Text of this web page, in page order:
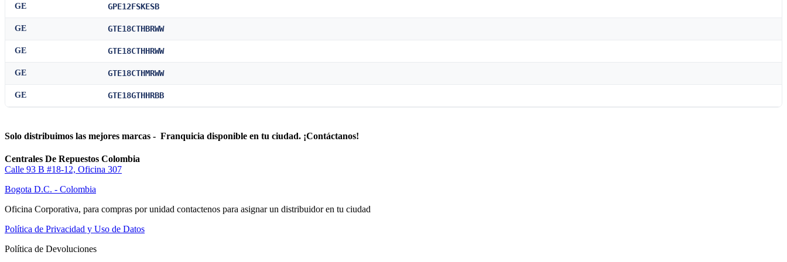
GE GPE12FSKESB
GE GTE18CTHBRWW
GE GTE18CTHHRWW
GE GTE18CTHMRWW
GE GTE18GTHHRBB
Solo distribuimos las mejores marcas - Franquicia disponible en tu ciudad. ¡Contáctanos!
Centrales De Repuestos Colombia
Calle 93 B #18-12, Oficina 307
Bogota D.C. - Colombia
Oficina Corporativa, para compras por unidad contactenos para asignar un distribuidor en tu ciudad
Política de Privacidad y Uso de Datos
Política de Devoluciones